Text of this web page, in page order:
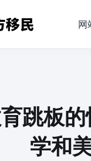
网
跳板
学和